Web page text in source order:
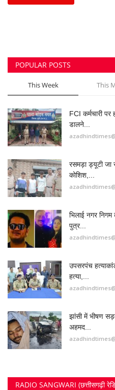
POPULAR POSTS
This Week This
FCI कर्मचारी पर
डालने...
रसमड़ा ड्यूटी जा
कोशिश,...
भिलाई नगर
पुत्र...
उपसरपंच
हत्या,...
झांसी में भीषण
अहमद...
RADIO SANGWARI (छत्तीसगढ़ी